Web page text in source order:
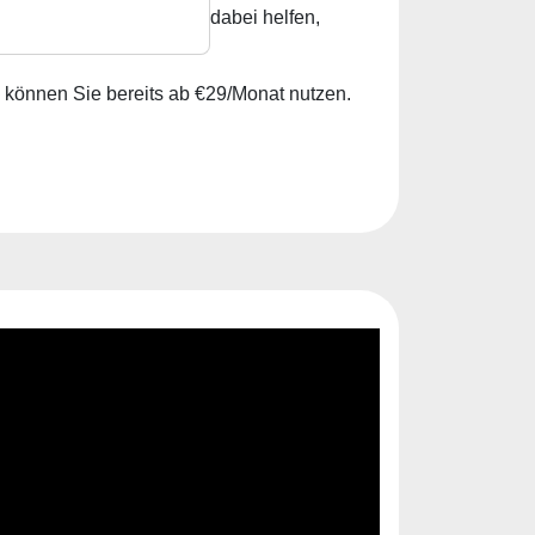
Kombination wird dabei helfen,
Sie bereits ab €29/Monat nutzen.